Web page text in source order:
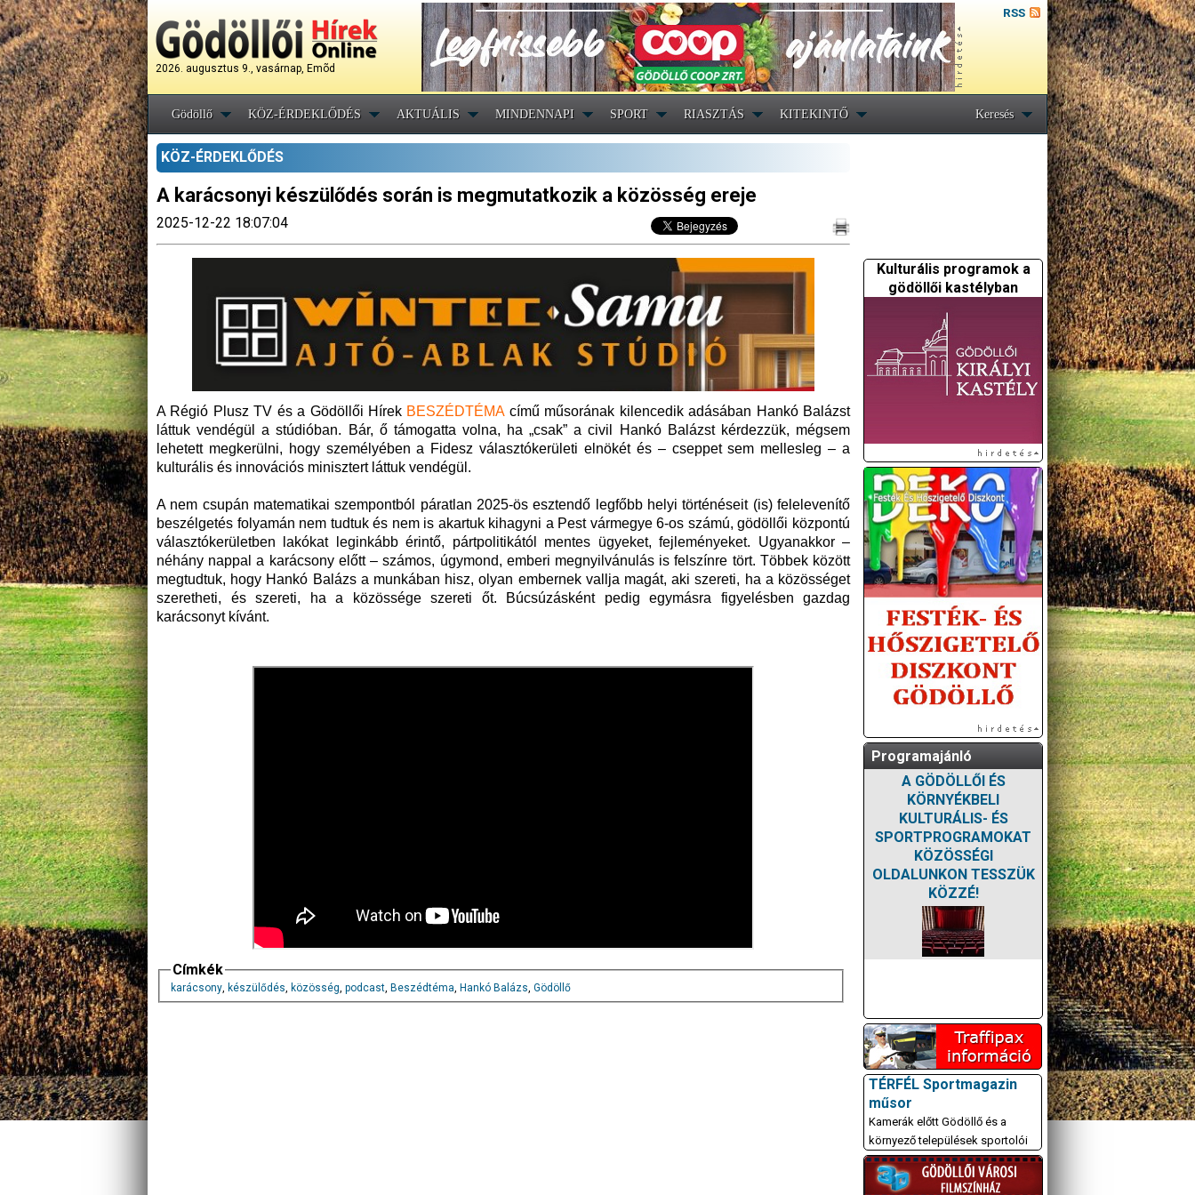
2026. augusztus 9., vasárnap, Emõd
RSS
Gödöllő KÖZ-ÉRDEKLŐDÉS AKTUÁLIS MINDENNAPI SPORT RIASZTÁS KITEKINTŐ Keresés
KÖZ-ÉRDEKLŐDÉS
A karácsonyi készülődés során is megmutatkozik a közösség ereje
2025-12-22 18:07:04
A Régió Plusz TV és a Gödöllői Hírek BESZÉDTÉMAcímű műsorának kilencedik adásában Hankó Balázst
láttuk vendégül a stúdióban. Bár, ő támogatta volna, ha „csak” a civil Hankó Balázst kérdezzük, mégsem
lehetett megkerülni, hogy személyében a Fidesz választókerületi elnökét és – cseppet sem mellesleg – a
kulturális és innovációs minisztert láttuk vendégül.
A nem csupán matematikai szempontból páratlan 2025-ös esztendő legfőbb helyi történéseit (is) felelevenítő
beszélgetés folyamán nem tudtuk és nem is akartuk kihagyni a Pest vármegye 6-os számú, gödöllői központú
választókerületben lakókat leginkább érintő, pártpolitikától mentes ügyeket, fejleményeket. Ugyanakkor –
néhány nappal a karácsony előtt – számos, úgymond, emberi megnyilvánulás is felszínre tört. Többek között
megtudtuk, hogy Hankó Balázs a munkában hisz, olyan embernek vallja magát, aki szereti, ha a közösséget
szeretheti, és szereti, ha a közössége szereti őt. Búcsúzásként pedig egymásra figyelésben gazdag
karácsonyt kívánt.
Címkék
karácsony, készülődés, közösség, podcast, Beszédtéma, Hankó Balázs, Gödöllő
Kulturális programok a
gödöllői kastélyban
Programajánló
A GÖDÖLLŐI ÉS
KÖRNYÉKBELI
KULTURÁLIS- ÉS
SPORTPROGRAMOKAT
KÖZÖSSÉGI
OLDALUNKON TESSZÜK
KÖZZÉ!
TÉRFÉL Sportmagazin
műsor
Kamerák előtt Gödöllő és a
környező települések sportolói